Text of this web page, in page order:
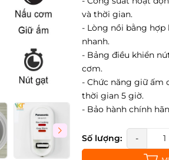
và thời gian.
- Lòng nồi bằng hợp
nhanh.
- Bảng điều khiển
cơm.
- Chức năng giữ ấm
thời gian 5 giờ.
- Bảo hành chính
Số lượng: -